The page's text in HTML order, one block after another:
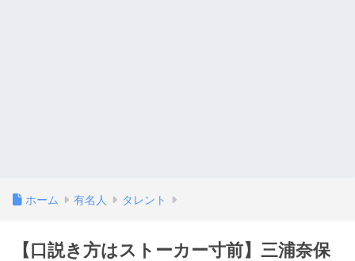
ホーム 有名人 タレント
【口説き方はストーカー寸前】三浦奈保